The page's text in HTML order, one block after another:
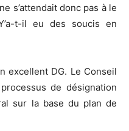
s’attendait donc pas à le
t-il eu des soucis en
excellent DG. Le Conseil
de désignation
sur la base du plan de